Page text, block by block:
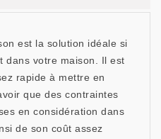
est la solution idéale si
dans votre maison. Il est
rapide à mettre en
que des contraintes
en considération dans
de son coût assez